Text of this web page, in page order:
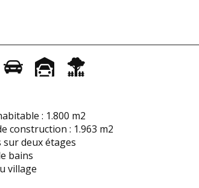
: 1.800 m2
construction : 1.963 m2
sur deux étages
bains
village